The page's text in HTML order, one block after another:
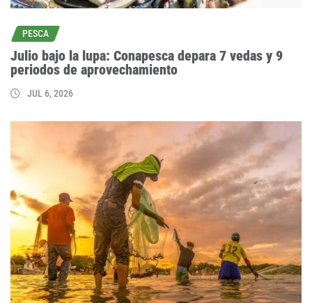
PESCA
Julio bajo la lupa: Conapesca depara 7 vedas y 9
periodos de aprovechamiento
JUL 6, 2026